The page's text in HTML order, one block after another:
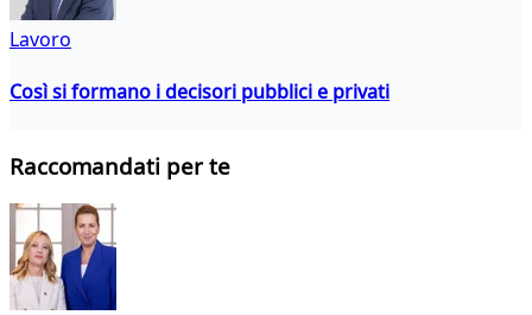
Lavoro
Così si formano i decisori pubblici e privati
Raccomandati per te